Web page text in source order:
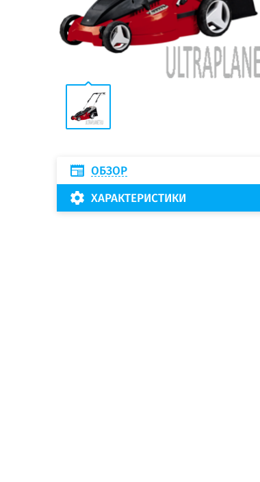
ОБЗОР
ХАРАКТЕРИСТИКИ